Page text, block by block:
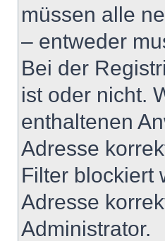
müssen alle
– entweder
Bei der
ist oder nicht.
enthaltenen
Adresse
Filter blockiert
Adresse
Administrator.